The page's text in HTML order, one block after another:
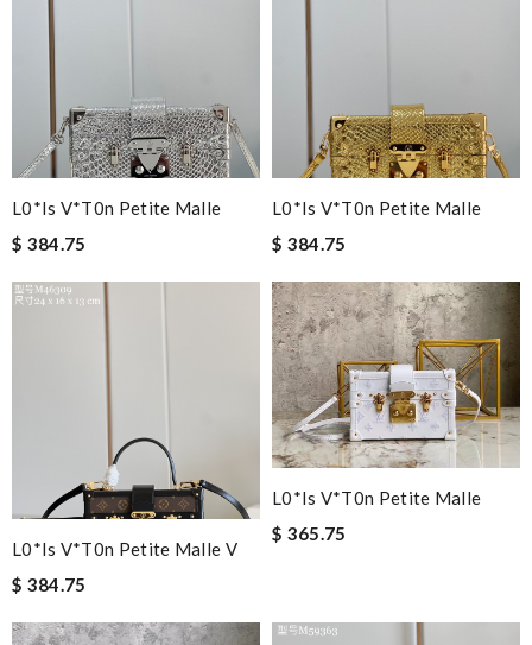
L0*is V*t0n Petite Malle
$ 384.75
L0*is V*t0n Petite Malle
$ 384.75
L0*is V*t0n Petite Malle V
$ 384.75
L0*is V*t0n Petite Malle
$ 365.75